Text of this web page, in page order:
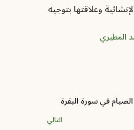
وعلاقتها بتوجيه
المطيري
في سورة البقرة‏
التالي